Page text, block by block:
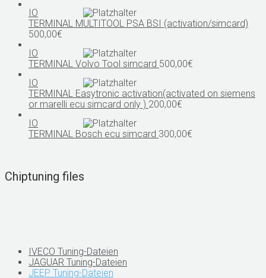
IO
TERMINAL MULTITOOL PSA BSI (activation/simcard)
500,00€
IO
TERMINAL Volvo Tool simcard 500,00€
IO
TERMINAL Easytronic activation(activated on siemens
or marelli ecu simcard only ) 200,00€
IO
TERMINAL Bosch ecu simcard 300,00€
Chiptuning files
IVECO Tuning-Dateien
JAGUAR Tuning-Dateien
JEEP Tuning-Dateien